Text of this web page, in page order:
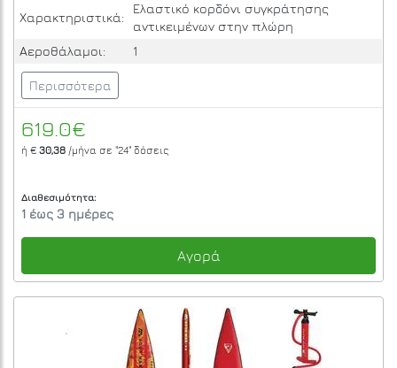
Χαρακτηριστικά:
Ελαστικό κορδόνι συγκράτησης
αντικειμένων στην πλώρη
Αεροθάλαμοι:
1
Περισσότερα
619.0€
ή € 30,38 /μήνα σε "24" δόσεις
Διαθεσιμότητα:
1 έως 3 ημέρες
Αγορά